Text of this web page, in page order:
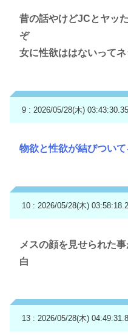
昔の話やけどJCとヤッ
ぞ
女に性欲ははないって
9 : 2026/05/28(木) 03:43:30.35
物欲と性欲が結びつい
10 : 2026/05/28(木)
メスの顔を見せられた
白
13 : 2026/05/28(木)